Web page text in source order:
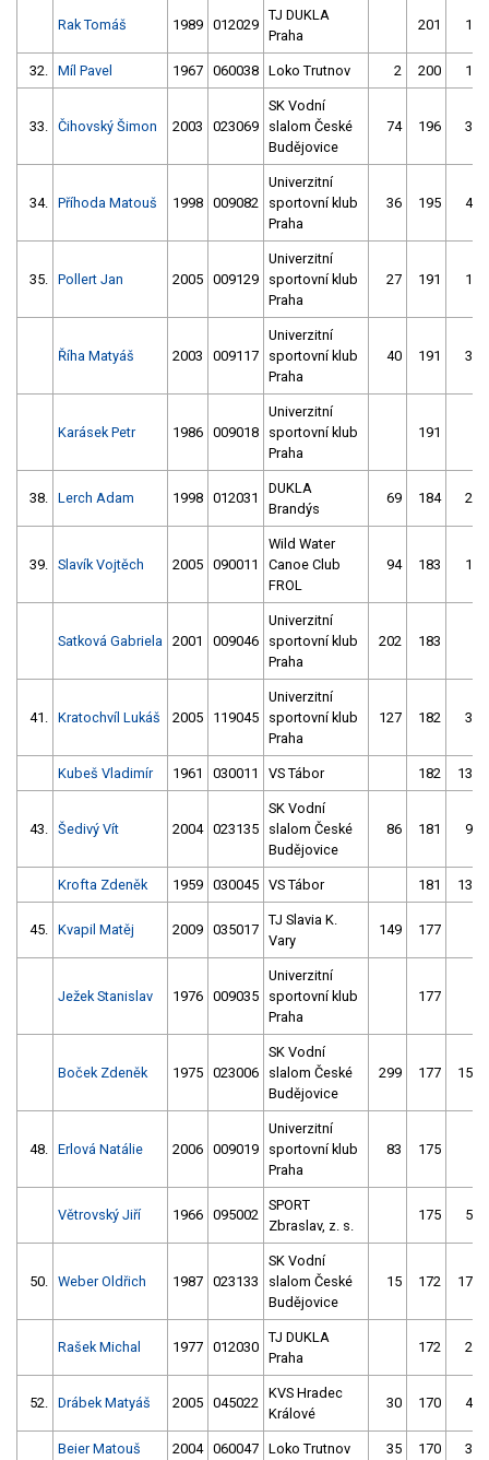
Rak Tomáš 1989 012029
TJ DUKLA
Praha
201 11
32. Míl Pavel 1967 060038 Loko Trutnov 2 200 12
33. Čihovský Šimon 2003 023069
SK Vodní
slalom České
Budějovice
74 196 38
34. Příhoda Matouš 1998 009082
Univerzitní
sportovní klub
Praha
36 195 40
35. Pollert Jan 2005 009129
Univerzitní
sportovní klub
Praha
27 191 17
Říha Matyáš 2003 009117
Univerzitní
sportovní klub
Praha
40 191 32
Karásek Petr 1986 009018
Univerzitní
sportovní klub
Praha
191
38. Lerch Adam 1998 012031
DUKLA
Brandýs
69 184 28
39. Slavík Vojtěch 2005 090011
Wild Water
Canoe Club
FROL
94 183 18
Satková Gabriela 2001 009046
Univerzitní
sportovní klub
Praha
202 183
41. Kratochvíl Lukáš 2005 119045
Univerzitní
sportovní klub
Praha
127 182 34
Kubeš Vladimír 1961 030011 VS Tábor 182 130
43. Šedivý Vít 2004 023135
SK Vodní
slalom České
Budějovice
86 181 93
Krofta Zdeněk 1959 030045 VS Tábor 181 138
45. Kvapil Matěj 2009 035017
TJ Slavia K.
Vary
149 177
Ježek Stanislav 1976 009035
Univerzitní
sportovní klub
Praha
177
Boček Zdeněk 1975 023006
SK Vodní
slalom České
Budějovice
299 177 159
48. Erlová Natálie 2006 009019
Univerzitní
sportovní klub
Praha
83 175
Větrovský Jiří 1966 095002
SPORT
Zbraslav, z. s.
175 59
50. Weber Oldřich 1987 023133
SK Vodní
slalom České
Budějovice
15 172 179
Rašek Michal 1977 012030
TJ DUKLA
Praha
172 22
52. Drábek Matyáš 2005 045022
KVS Hradec
Králové
30 170 44
Beier Matouš 2004 060047 Loko Trutnov 35 170 30